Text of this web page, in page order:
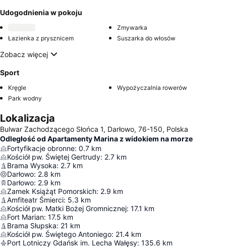
Udogodnienia w pokoju
Zmywarka
Łazienka z prysznicem
Suszarka do włosów
Zobacz więcej
Sport
Kręgle
Wypożyczalnia rowerów
Park wodny
Lokalizacja
Bulwar Zachodzącego Słońca 1, Darłowo, 76-150, Polska
Odległość od Apartamenty Marina z widokiem na morze
Fortyfikacje obronne: 0.7 km
Kościół pw. Świętej Gertrudy: 2.7 km
Brama Wysoka: 2.7 km
Darłowo: 2.8 km
Darłowo: 2.9 km
Zamek Książąt Pomorskich: 2.9 km
Amfiteatr Śmierci: 5.3 km
Kościół pw. Matki Bożej Gromnicznej: 17.1 km
Fort Marian: 17.5 km
Brama Słupska: 21 km
Kościół pw. Świętego Antoniego: 21.4 km
Port Lotniczy Gdańsk im. Lecha Wałęsy: 135.6 km